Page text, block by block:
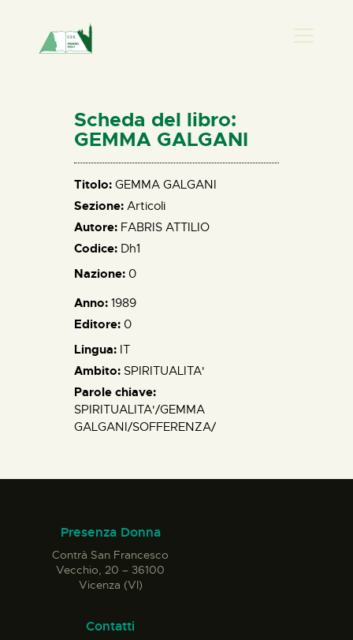
HOME
CHI SIAMO
NEWS
PERCORSI
BIBLIOTECA
ELISA SALERNO
Scheda del libro:
GEMMA GALGANI
Titolo: GEMMA GALGANI
Sezione: Articoli
Autore: FABRIS ATTILIO
Codice: Dh1
Nazione: 0
Anno: 1989
Editore: 0
Lingua: IT
Ambito: SPIRITUALITA'
Parole chiave:
SPIRITUALITA'/GEMMA
GALGANI/SOFFERENZA/
Presenza Donna
Contrà San Francesco
Vecchio, 20 – 36100
Vicenza (VI)
Contatti